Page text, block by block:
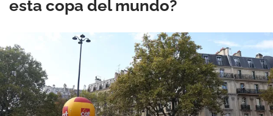
esta copa del mundo?